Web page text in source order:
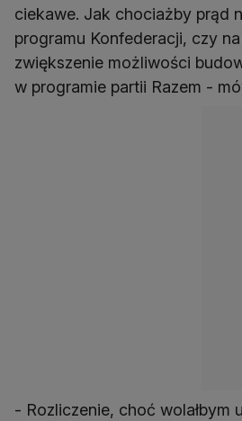
ciekawe. Jak chociażby prąd
programu Konfederacji, czy na
zwiększenie możliwości
w programie partii Razem -
- Rozliczenie, choć wolałbym